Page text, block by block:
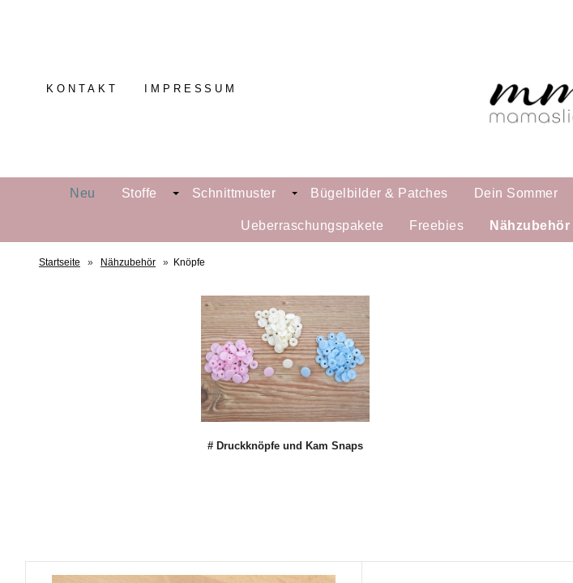
KONTAKT IMPRESSUM
Neu Stoffe Schnittmuster Bügelbilder & Patches Dein Sommer
Ueberraschungspakete Freebies Nähzubehör
Startseite » Nähzubehör » Knöpfe
# Druckknöpfe und Kam Snaps